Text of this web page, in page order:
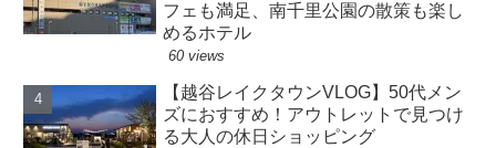
フェも満足、南千里公園の散策も楽し
めるホテル
60 views
【越谷レイクタウンVLOG】50代メン
ズにおすすめ！アウトレットで見つけ
る大人の休日ショッピング